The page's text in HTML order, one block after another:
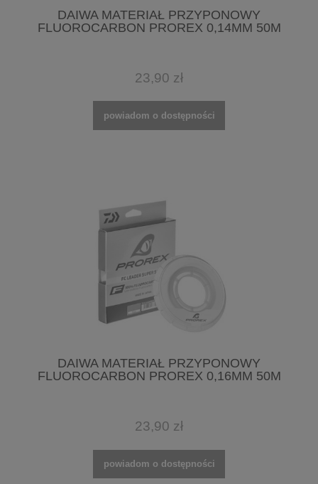
DAIWA MATERIAŁ PRZYPONOWY
FLUOROCARBON PROREX 0,14MM 50M
23,90 zł
powiadom o dostępności
DAIWA MATERIAŁ PRZYPONOWY
FLUOROCARBON PROREX 0,16MM 50M
23,90 zł
powiadom o dostępności